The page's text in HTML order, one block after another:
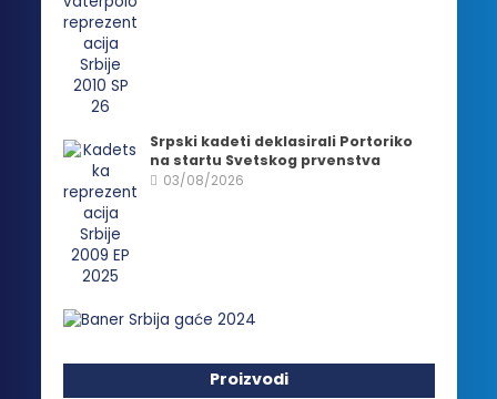
Srpski kadeti deklasirali Portoriko
na startu Svetskog prvenstva
03/08/2026
Proizvodi